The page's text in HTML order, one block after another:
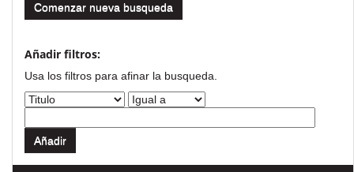
Comenzar nueva busqueda
Añadir filtros:
Usa los filtros para afinar la busqueda.